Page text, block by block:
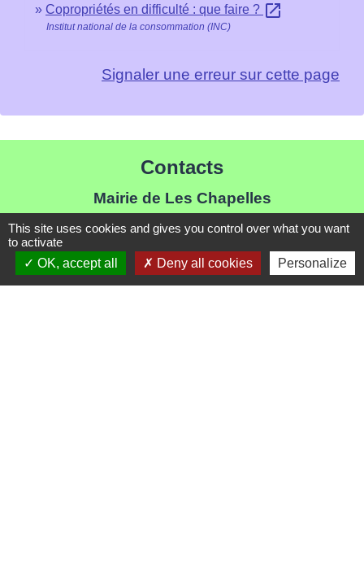
Copropriétés en difficulté : que faire ? open_in_new
Institut national de la consommation (INC)
Signaler une erreur sur cette page
Contacts
Mairie de Les Chapelles
Chef-lieu - 13 rue du Chatelet
+33 7 89 22 08 48
This site uses cookies and gives you control over what you want
to activate
OK, accept all
Deny all cookies Personalize